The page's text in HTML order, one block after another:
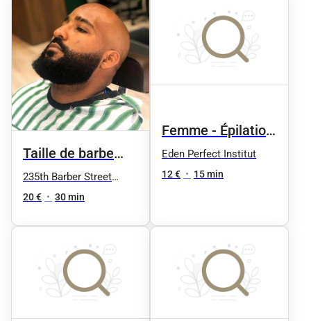
Taille de barbe
sculptée avec cire
235th Barber Street
Nation
20 € • 30 min
Femme - Épilation
à la cire : Sourcils
- Création de ligne
Eden Perfect Institut
12 € • 15 min